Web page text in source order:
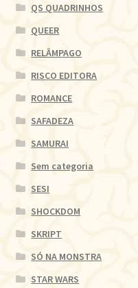
QS QUADRINHOS
QUEER
RELÂMPAGO
RISCO EDITORA
ROMANCE
SAFADEZA
SAMURAI
Sem categoria
SESI
SHOCKDOM
SKRIPT
SÓ NA MONSTRA
STAR WARS